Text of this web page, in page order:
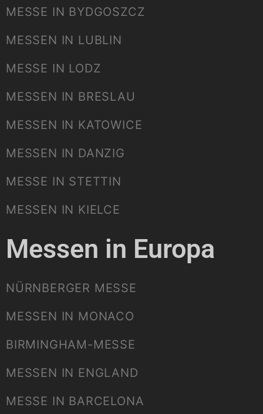
MESSE IN BYDGOSZCZ
MESSEN IN LUBLIN
MESSE IN LODZ
MESSEN IN BRESLAU
MESSEN IN KATOWICE
MESSEN IN DANZIG
MESSE IN STETTIN
MESSEN IN KIELCE
Messen in Europa
NÜRNBERGER MESSE
MESSEN IN MONACO
BIRMINGHAM-MESSE
MESSEN IN ENGLAND
MESSE IN BARCELONA